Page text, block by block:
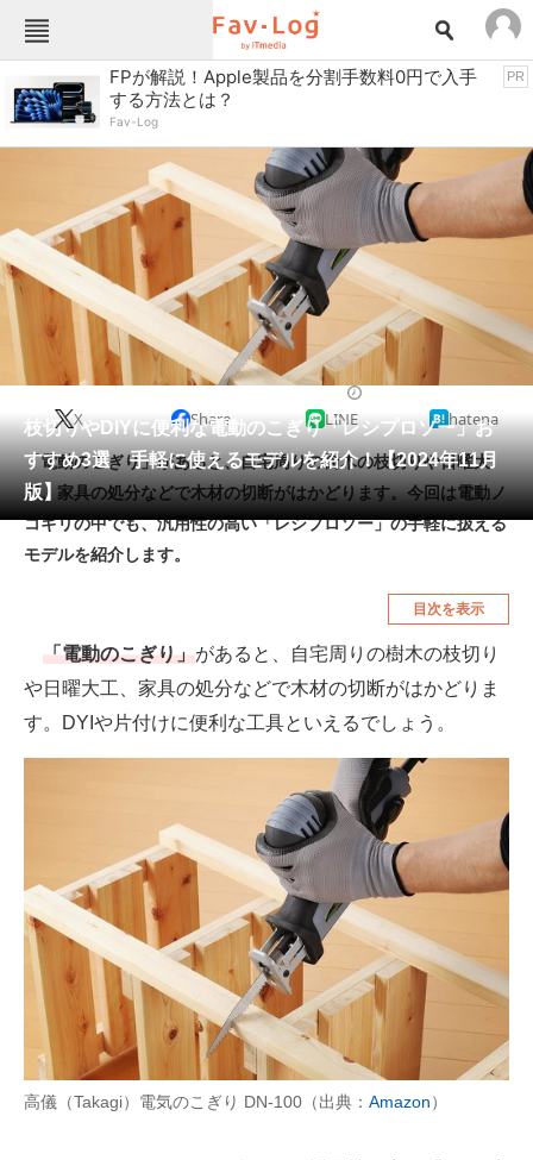
Fav-Logカテゴリー一覧
TOP
インテリア・収納 おもちゃ・ホビー
キッチン家電
キッチン用品 ゲーム
コンテンツ・サービス スイーツ・お菓子
スポーツ・レジャー スマホ・携帯電話
パソコン・タブレット ファッション
ペット 家電
工具・DIY 本・DVD・CD
生活家電 生活用品
空調・季節家電
釣り具・釣り用品 食品・飲料・お酒
ITの今と未来を見通す
スマホと通信の最新トレンド
進化するPCとデバイスの未来
好きが集まる 比べて選べる
ビジネスと働き方のヒント
AI活用のいまが分かる
FPが解説！Apple製品を分割手数料0円で入手
する方法とは？
Fav-Log
PR
枝切りやDIYに便利な電動のこぎり「レシプロソー」お
すすめ3選 手軽に使えるモデルを紹介！【2024年11月
版】
X Share LINE hatena
「電動のこぎり」があると、自宅周りの樹木の枝切りや日曜大
工、家具の処分などで木材の切断がはかどります。今回は電動ノ
コギリの中でも、汎用性の高い「レシプロソー」の手軽に扱える
モデルを紹介します。
目次を表示
「電動のこぎり」があると、自宅周りの樹木の枝切り
や日曜大工、家具の処分などで木材の切断がはかどりま
す。DYIや片付けに便利な工具といえるでしょう。
高儀（Takagi）電気のこぎり DN-100（出典： Amazon）